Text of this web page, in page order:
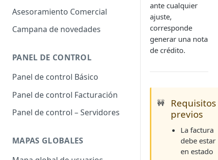
Asesoramiento Comercial
Campana de novedades
PANEL DE CONTROL
Panel de control Básico
Panel de control Facturación
Panel de control – Servidores
MAPAS GLOBALES
ante cualquier
ajuste,
corresponde
generar una nota
de crédito.
🚧
Requisitos
previos
La factura
debe estar
en estado